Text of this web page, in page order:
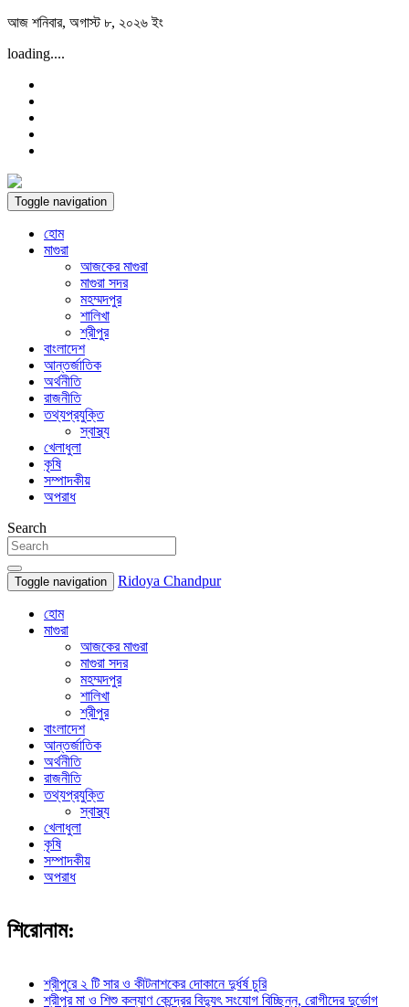
Skip
content
আজ শনিবার, অগাস্ট ৮, ২০২৬ ইং
loading....
Toggle navigation
হোম
মাগুরা
আজকের মাগুরা
মাগুরা সদর
মহম্মদপুর
শালিখা
শ্রীপুর
বাংলাদেশ
আন্তর্জাতিক
অর্থনীতি
রাজনীতি
তথ্যপ্রযুক্তি
স্বাস্থ্য
খেলাধুলা
কৃষি
সম্পাদকীয়
অপরাধ
Search
Toggle navigation Ridoya Chandpur
হোম
মাগুরা
আজকের মাগুরা
মাগুরা সদর
মহম্মদপুর
শালিখা
শ্রীপুর
বাংলাদেশ
আন্তর্জাতিক
অর্থনীতি
রাজনীতি
তথ্যপ্রযুক্তি
স্বাস্থ্য
খেলাধুলা
কৃষি
সম্পাদকীয়
অপরাধ
শিরোনাম:
শ্রীপুরে ২ টি সার ও কীটনাশকের দোকানে দুর্ধর্ষ চুরি
শ্রীপুর মা ও শিশু কল্যাণ কেন্দ্রের বিদ্যুৎ সংযোগ বিচ্ছিন্ন, রোগীদের দুর্ভোগ